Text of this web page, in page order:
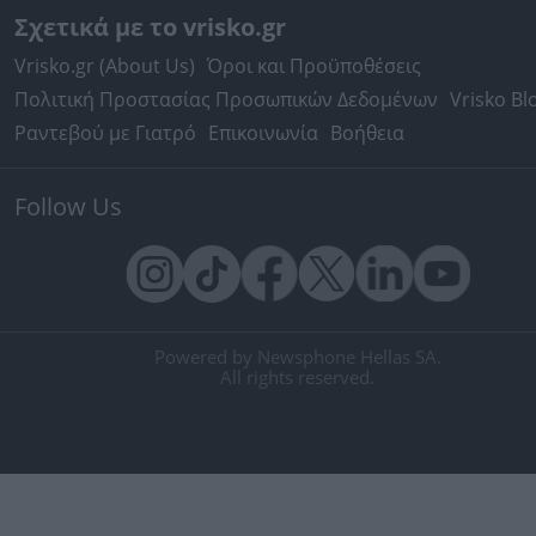
Σχετικά με το vrisko.gr
Vrisko.gr (About Us) Όροι και Προϋποθέσεις
Πολιτική Προστασίας Προσωπικών Δεδομένων Vrisko
Ραντεβού με Γιατρό Επικοινωνία Βοήθεια
Follow Us
Powered by Newsphone Hellas SA.
All rights reserved.